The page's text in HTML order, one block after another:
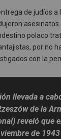
de judíos a
polaco
por no
con la
llevada a
de la
reveló que
de